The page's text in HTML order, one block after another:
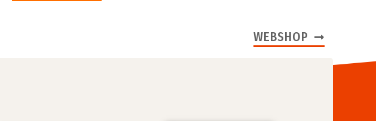
WEBSHOP